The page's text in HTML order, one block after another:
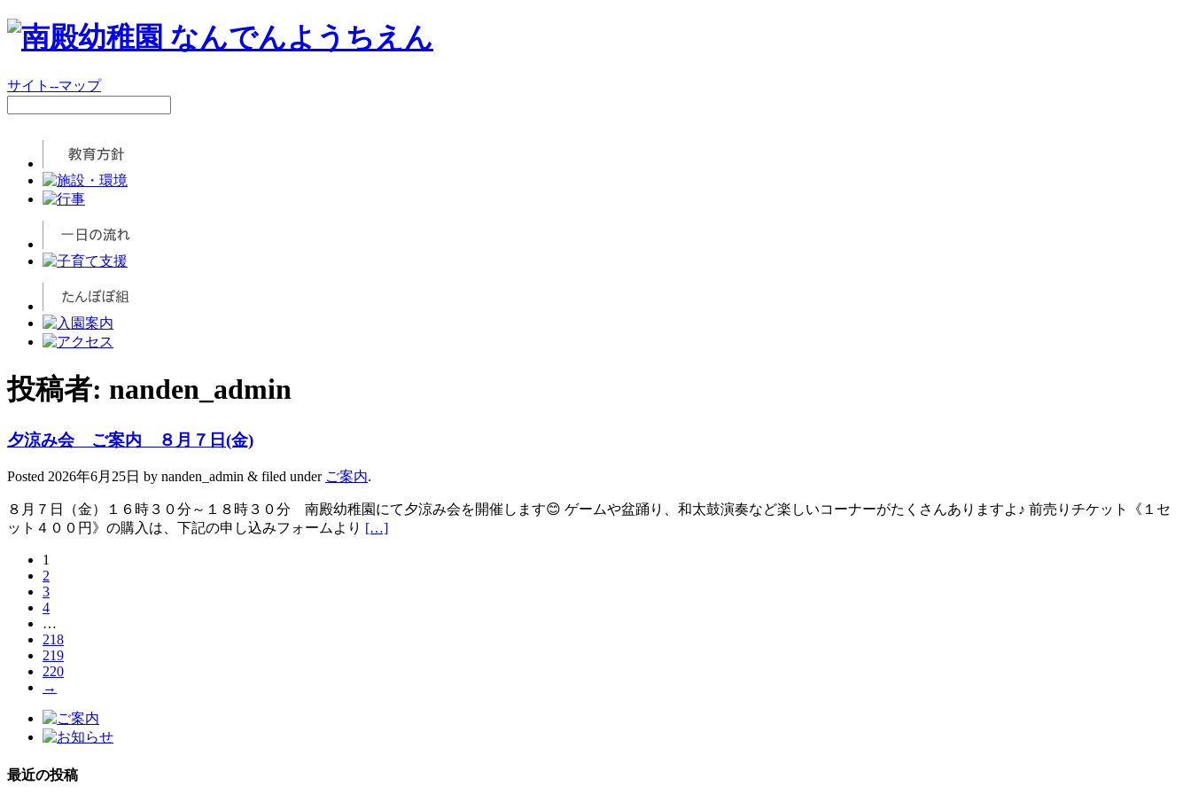
サイト--マップ
投稿者: nanden_admin
夕涼み会 ご案内 ８月７日(金)
Posted 2026年6月25日 by nanden_admin & filed under ご案内.
８月７日（金）１６時３０分～１８時３０分 南殿幼稚園にて夕涼み会を開催します😊 ゲームや盆踊り、和太鼓演奏など楽しいコーナーがたくさんありますよ♪ 前売りチケット《１セ
ット４００円》の購入は、下記の申し込みフォームより […]
1
2
3
4
…
218
219
220
→
最近の投稿